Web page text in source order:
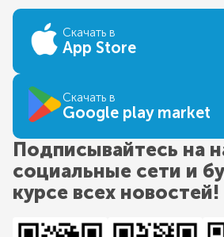
Скачать в
App Store
Скачать в
Google play market
Подписывайтесь на
социальные сети и
курсе всех новостей!